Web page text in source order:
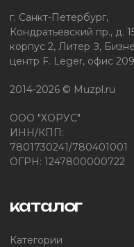
г. Санкт-Петербург,
Кондратьевский пр., д.
корпус 2, Литер З,
центр F. Leger, офис
2014-2026 © Muzpl.ru
ООО "ХОРУС"
ИНН/КПП:
7801730241/780401001
ОГРН: 1247800000722
каталог
Категории